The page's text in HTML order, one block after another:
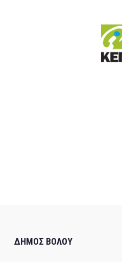
ΔΗΜΟΣ ΒΟΛΟΥ